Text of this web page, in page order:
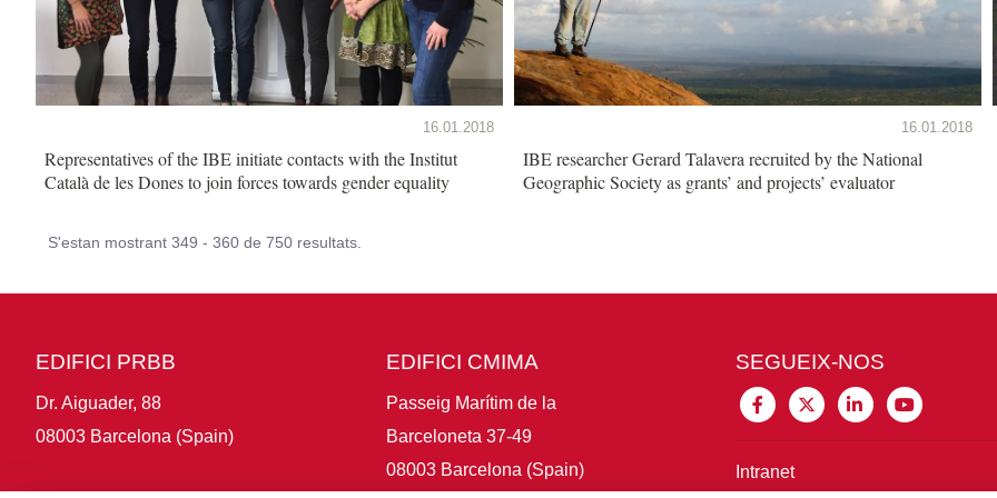
16.01.2018
Representatives of the IBE initiate contacts with the Institut
Català de les Dones to join forces towards gender equality
16.01.2018
IBE researcher Gerard Talavera recruited by the National
Geographic Society as grants’ and projects’ evaluator
S'estan mostrant 349 - 360 de 750 resultats.
EDIFICI PRBB
Dr. Aiguader, 88
08003 Barcelona (Spain)
EDIFICI CMIMA
Passeig Marítim de la
Barceloneta 37-49
08003 Barcelona (Spain)
SEGUEIX-NOS
Intranet